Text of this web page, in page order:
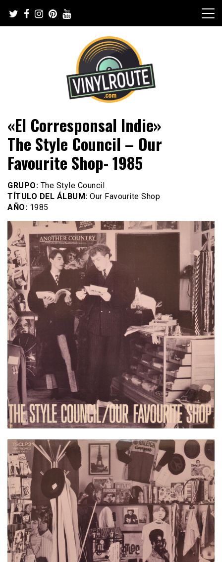
content
VinylRoute
«El Corresponsal Indie»
The Style Council – Our
Favourite Shop- 1985
GRUPO: The Style Council
TÍTULO DEL ÁLBUM: Our Favourite Shop
AÑO: 1985